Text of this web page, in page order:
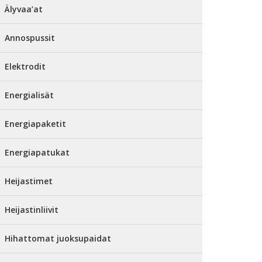
Älyvaa’at
Annospussit
Elektrodit
Energialisät
Energiapaketit
Energiapatukat
Heijastimet
Heijastinliivit
Hihattomat juoksupaidat